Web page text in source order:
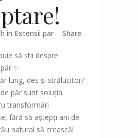
in Extensii par Share
să știi despre
✨
lung, des și strălucitor?
de păr sunt soluția
transformări
fără să aștepți ani de
natural să crească!